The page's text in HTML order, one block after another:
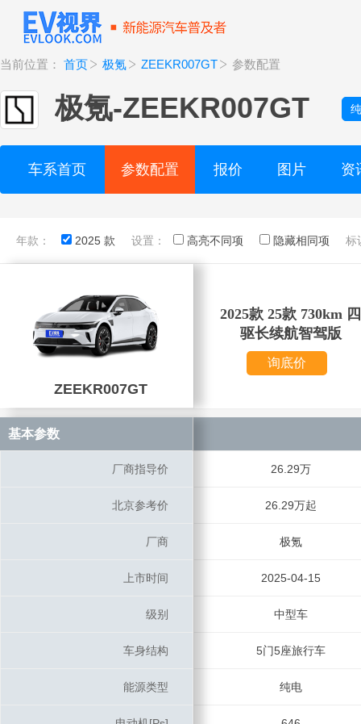
当前位置： 首页 极氪 ZEEKR007GT 参数配置
极氪-ZEEKR007GT
车系首页 参数配置 报价 图片 资
年款： 2025 款 设置： 高亮不同项 隐藏相同项 标
ZEEKR007GT
ZEEKR007GT
2025款 25款 730km 四
驱长续航智驾版
询底价
基本参数
厂商指导价 26.29万
北京参考价 26.29万起
厂商 极氪
上市时间 2025-04-15
级别 中型车
车身结构 5门5座旅行车
能源类型 纯电
基本参数
厂商指导价
北京参考价
厂商
上市时间
级别
车身结构
能源类型